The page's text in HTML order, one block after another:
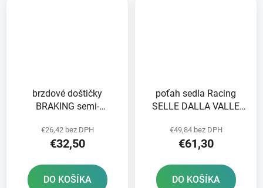
brzdové doštičky
BRAKING semi-
ks v balení
€26,42 bez DPH
€32,50
DO KOŠÍKA
poťah sedla Racing
SELLE DALLA VALLE
€49,84 bez DPH
€61,30
DO KOŠÍKA